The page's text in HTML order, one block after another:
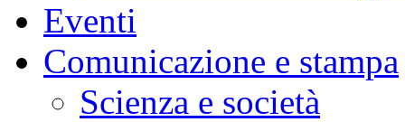
Eventi
Comunicazione e stampa
Scienza e società